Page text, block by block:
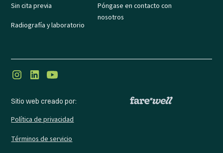
Sin cita previa
Radiografía y laboratorio
Póngase en contacto con
nosotros
Sitio web creado por:
Política de privacidad
Términos de servicio